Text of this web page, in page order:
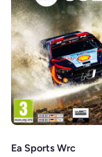
Ea Sports Wrc